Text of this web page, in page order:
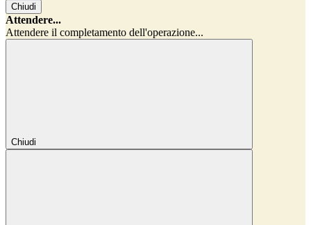
Chiudi
Attendere...
Attendere il completamento dell'operazione...
Chiudi